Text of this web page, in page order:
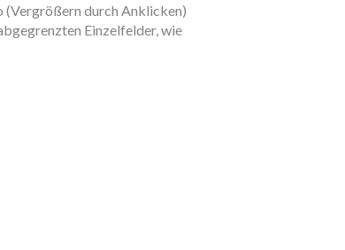
(Vergrößern durch Anklicken)
Einzelfelder, wie